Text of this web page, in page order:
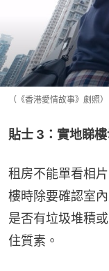
（《香港愛情故事》劇照）
貼士 3：實地睇
租房不能單看相
樓時除要確認室
是否有垃圾堆積
住質素。